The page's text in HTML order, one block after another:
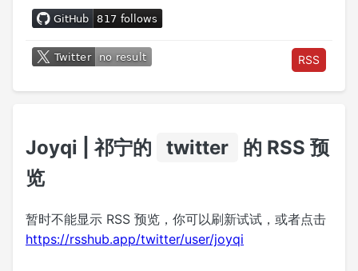
Joyqi | 祁宁的 twitter
的 RSS 预
览
暂时不能显示 RSS 预览，你可以刷新试试，或者点击
https://rsshub.app/twitter/user/joyqi
RSS